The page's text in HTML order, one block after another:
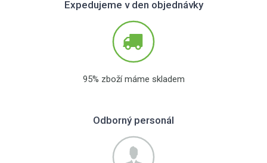
Expedujeme v den objednávky
95% zboží máme skladem
Odborný personál